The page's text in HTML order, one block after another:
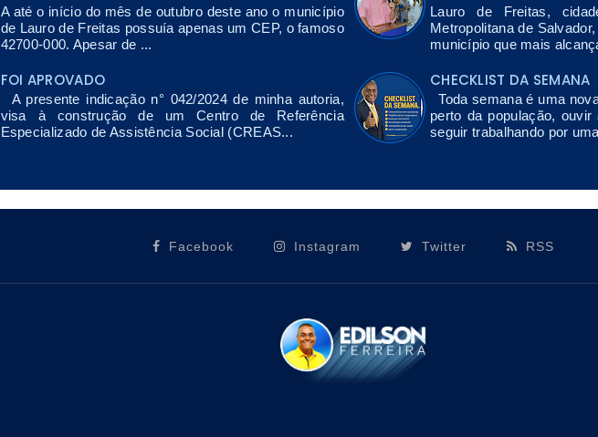
A até o início do mês de outubro deste ano o município
de Lauro de Freitas possuía apenas um CEP, o famoso
42700-000. Apesar de ...
Lauro de Freitas,
Metropolitana de
município que mais
FOI APROVADO
A presente indicação n° 042/2024 de minha autoria,
visa à construção de um Centro de Referência
Especializado de Assistência Social (CREAS...
CHECKLIST DA SEMANA
Toda semana é uma
perto da população,
seguir trabalhando por
Facebook Instagram Twitter RSS